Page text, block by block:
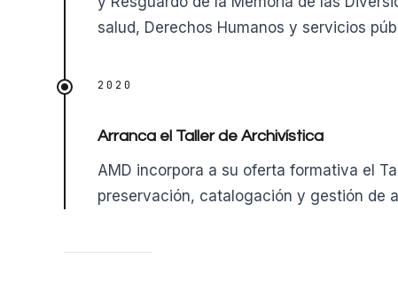
salud, Derechos Humanos y servicios
2020
Arranca el Taller de Archivística
AMD incorpora a su oferta formativa el
preservación, catalogación y gestión de